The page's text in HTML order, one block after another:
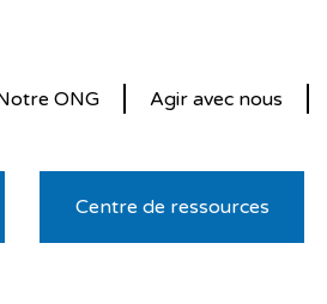
Agir avec nous
ONG
Centre de ressources